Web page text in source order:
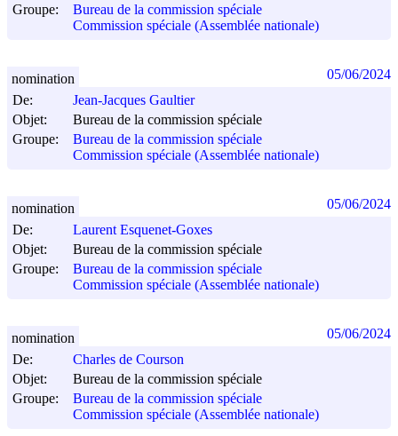
Groupe:
Bureau de la commission spéciale
Commission spéciale (Assemblée nationale)
De:
Jean-Jacques Gaultier
Objet:
Bureau de la commission spéciale
Groupe:
Bureau de la commission spéciale
Commission spéciale (Assemblée nationale)
nomination 05/06/2024
De:
Laurent Esquenet-Goxes
Objet:
Bureau de la commission spéciale
Groupe:
Bureau de la commission spéciale
Commission spéciale (Assemblée nationale)
nomination 05/06/2024
De:
Charles de Courson
Objet:
Bureau de la commission spéciale
Groupe:
Bureau de la commission spéciale
Commission spéciale (Assemblée nationale)
nomination 05/06/2024